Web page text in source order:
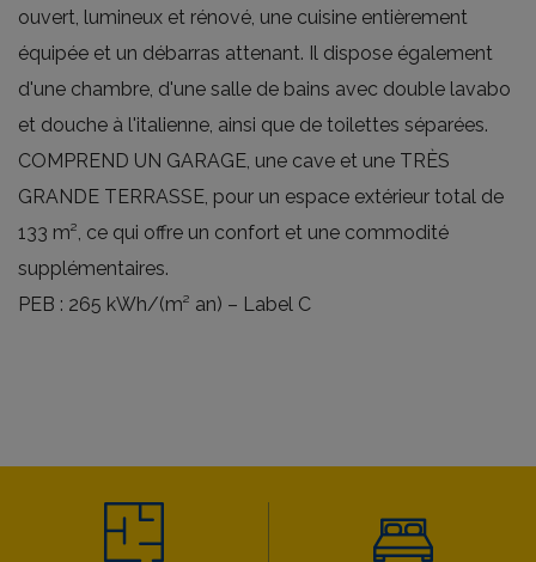
ouvert, lumineux et rénové, une cuisine entièrement
équipée et un débarras attenant. Il dispose également
d'une chambre, d'une salle de bains avec double lavabo
et douche à l'italienne, ainsi que de toilettes séparées.
COMPREND UN GARAGE, une cave et une TRÈS
GRANDE TERRASSE, pour un espace extérieur total de
133 m², ce qui offre un confort et une commodité
supplémentaires.
PEB : 265 kWh/(m² an) – Label C